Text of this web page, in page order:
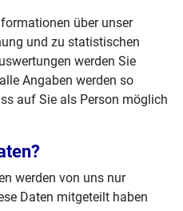
über unser
und zu statistischen
werden Sie
Angaben werden so
auf Sie als Person möglich
werden von uns nur
Daten mitgeteilt haben